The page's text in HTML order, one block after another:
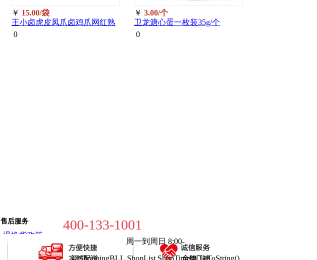
￥ 15.00/袋
王小卤虎皮凤爪卤鸡爪网红熟
食卤肉香辣味105g/袋
0
￥ 3.00/个
卫龙溏心蛋一枚装35g/个
0
售后服务
退换货政策
退换货流程
400-133-1001
周一到周日 8:00-
@ShoppingBLL.ShopList.ShopTime[0,1].ToString()